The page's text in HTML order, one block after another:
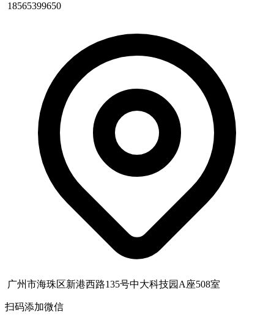
18565399650
广州市海珠区新港西路135号中大科技园A座508室
扫码添加微信